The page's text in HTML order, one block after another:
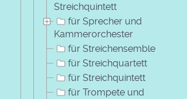
Streichquintett
für Sprecher und
Kammerorchester
für Streichensemble
für Streichquartett
für Streichquintett
für Trompete und